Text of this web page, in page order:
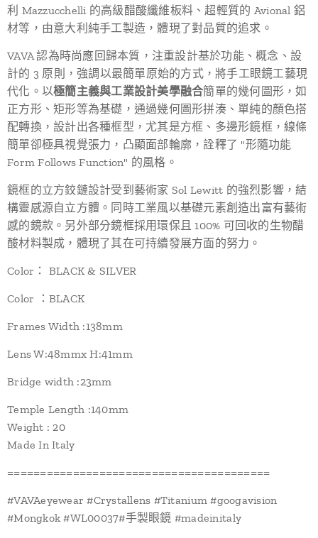
利 Mazzucchelli 的高級醋酸纖維板料、超輕質的 Avional 鋁
材等，由意大利純手工製造，體現了對品質的追求。
VAVA 認為時尚應回歸本質，注重設計基於功能、概念、設
計的 3 原則，強調以最簡單原始的方式，將手工眼鏡工藝現
代化。以極簡主義與工業設計美學融合簡單的幾何圖形，如
正方形、矩形等為基礎，通過幾何圖形拼湊、單純的顏色搭
配轉換，設計出各種框型，尤其是方框、多邊形鏡框，線條
簡單卻極具視覺張力，凸顯面部輪廓，詮釋了 "形隨功能
Form Follows Function" 的風格。
鏡框的立方鉸鏈設計受到藝術家 Sol Lewitt 的強烈影響，結
構靈感源自立方體。同時工業風以基礎元素創造出富有藝術
感的鏡款。另外部分鏡框採用環保且 100% 可回收的生物醋
酸材料製成，體現了其在可持續發展方面的努力。
Color： BLACK & SILVER
Color ：BLACK
Frames Width :138mm
Lens W:48mmx H:41mm
Bridge width :23mm
Temple Length :140mm
Weight : 20
Made In Italy
========================================
#VAVAeyewear #Crystallens #Titanium #googavision
#Mongkok #WL00037#手製眼鏡 #madeinitaly